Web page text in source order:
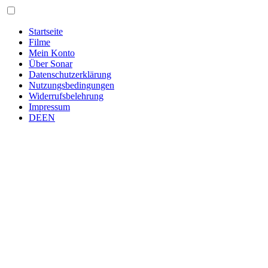
Skip
contentStartseite
Filme
Mein Konto
Über Sonar
Datenschutzerklärung
Nutzungsbedingungen
Widerrufsbelehrung
Impressum
DEEN